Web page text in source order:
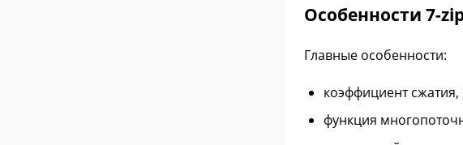
Особенности 7-
Главные особенности:
коэффициент
функция